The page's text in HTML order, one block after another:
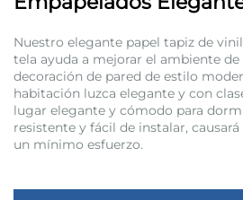
Nuestro elegante papel tapiz de
tela ayuda a mejorar el ambiente
decoración de pared de estilo
habitación luzca elegante y con
lugar elegante y cómodo para
resistente y fácil de instalar,
un mínimo esfuerzo.